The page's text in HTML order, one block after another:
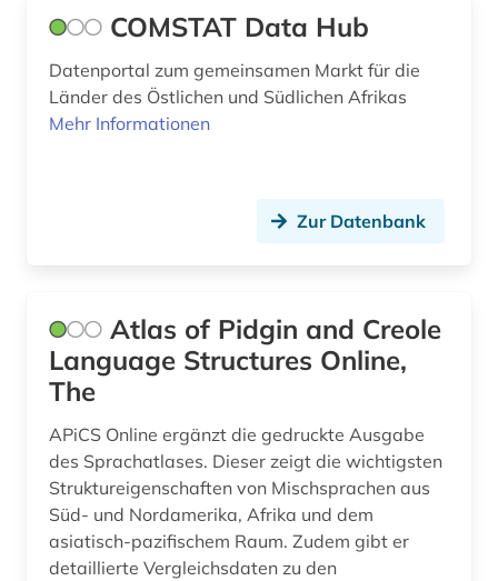
osmanisch (1)
osmanisches reich (1)
ostasien (2)
papyrologie (1)
papyrus (2)
paris (1)
persien (1)
persisch (2)
pharmazie (2)
COMSTAT Data Hub
Datenportal zum gemeinsamen Markt für die
Länder des Östlichen und Südlichen Afrikas
Mehr Informationen
Zur Datenbank
Atlas of Pidgin and Creole
Language Structures Online,
The
APiCS Online ergänzt die gedruckte Ausgabe
des Sprachatlases. Dieser zeigt die wichtigsten
Struktureigenschaften von Mischsprachen aus
Süd- und Nordamerika, Afrika und dem
asiatisch-pazifischem Raum. Zudem gibt er
detaillierte Vergleichsdaten zu den